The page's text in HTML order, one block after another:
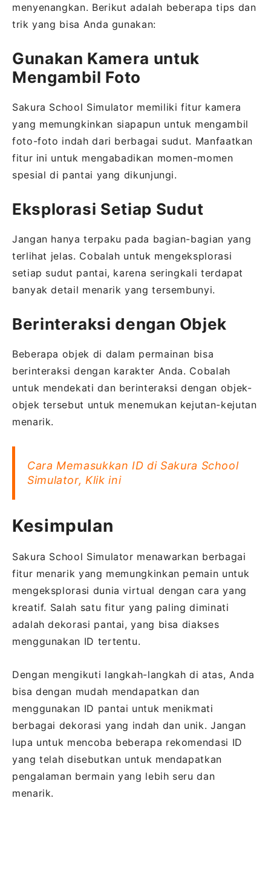
menyenangkan. Berikut adalah beberapa tips dan
trik yang bisa Anda gunakan:
Gunakan Kamera untuk
Mengambil Foto
Sakura School Simulator memiliki fitur kamera
yang memungkinkan siapapun untuk mengambil
foto-foto indah dari berbagai sudut. Manfaatkan
fitur ini untuk mengabadikan momen-momen
spesial di pantai yang dikunjungi.
Eksplorasi Setiap Sudut
Jangan hanya terpaku pada bagian-bagian yang
terlihat jelas. Cobalah untuk mengeksplorasi
setiap sudut pantai, karena seringkali terdapat
banyak detail menarik yang tersembunyi.
Berinteraksi dengan Objek
Beberapa objek di dalam permainan bisa
berinteraksi dengan karakter Anda. Cobalah
untuk mendekati dan berinteraksi dengan objek-
objek tersebut untuk menemukan kejutan-kejutan
menarik.
Cara Memasukkan ID di Sakura School
Simulator, Klik ini
Kesimpulan
Sakura School Simulator menawarkan berbagai
fitur menarik yang memungkinkan pemain untuk
mengeksplorasi dunia virtual dengan cara yang
kreatif. Salah satu fitur yang paling diminati
adalah dekorasi pantai, yang bisa diakses
menggunakan ID tertentu.
Dengan mengikuti langkah-langkah di atas, Anda
bisa dengan mudah mendapatkan dan
menggunakan ID pantai untuk menikmati
berbagai dekorasi yang indah dan unik. Jangan
lupa untuk mencoba beberapa rekomendasi ID
yang telah disebutkan untuk mendapatkan
pengalaman bermain yang lebih seru dan
menarik.